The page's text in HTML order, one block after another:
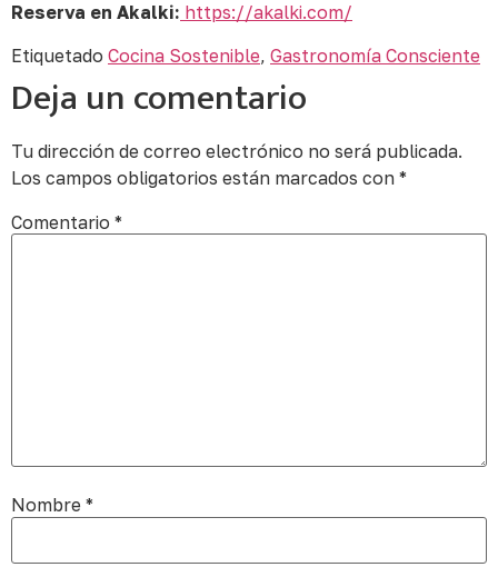
Reserva en Akalki: https://akalki.com/
Etiquetado Cocina Sostenible, Gastronomía Consciente
Deja un comentario
Tu dirección de correo electrónico no será publicada.
Los campos obligatorios están marcados con *
Comentario *
Nombre *